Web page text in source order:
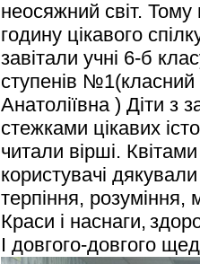
неосяжний світ.
годину цікавого
завітали учні 6-б
ступенів №1(класний
Анатоліївна ) Діти з
стежками цікавих
читали вірші.
користувачі
терпіння, розуміння,
Краси і наснаги,
І довгого-довгого